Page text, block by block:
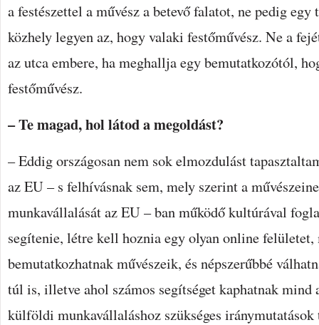
a festészettel a művész a betevő falatot, ne pedig egy
közhely legyen az, hogy valaki festőművész. Ne a
az utca embere, ha meghallja egy bemutatkozótól,
festőművész.
– Te magad, hol látod a megoldást?
– Eddig országosan nem sok elmozdulást
az EU – s felhívásnak sem, mely szerint a
munkavállalását az EU – ban működő kultúrával
segítenie, létre kell hoznia egy olyan online felületet,
bemutatkozhatnak művészeik, és népszerűbbé
túl is, illetve ahol számos segítséget kaphatnak mind
külföldi munkavállaláshoz szükséges